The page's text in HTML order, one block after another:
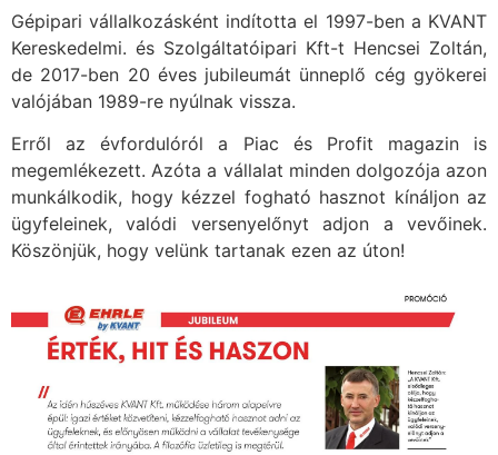
Gépipari vállalkozásként indította el 1997-ben a KVANT
Kereskedelmi. és Szolgáltatóipari Kft-t Hencsei Zoltán,
de 2017-ben 20 éves jubileumát ünneplő cég gyökerei
valójában 1989-re nyúlnak vissza.
Erről az évfordulóról a Piac és Profit magazin is
megemlékezett. Azóta a vállalat minden dolgozója azon
munkálkodik, hogy kézzel fogható hasznot kínáljon az
ügyfeleinek, valódi versenyelőnyt adjon a vevőinek.
Köszönjük, hogy velünk tartanak ezen az úton!